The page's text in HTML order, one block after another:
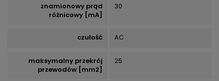
znamionowy prąd
różnicowy [mA]
30
czułość AC
maksymalny przekrój
przewodów [mm2]
25